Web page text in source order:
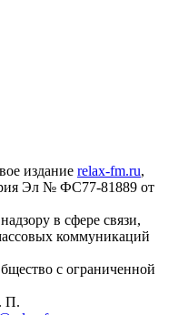
издание relax-fm.ru,
Эл № ФС77-81889 от
в сфере связи,
коммуникаций
с ограниченной
П.